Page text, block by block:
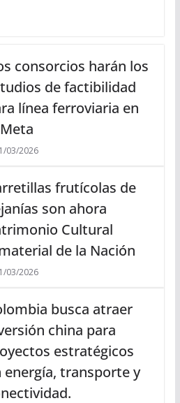
consorcios harán los
de factibilidad
línea ferroviaria en
03/2026
frutícolas de
son ahora
Cultural
de la Nación
03/2026
busca atraer
china para
estratégicos
energía, transporte y